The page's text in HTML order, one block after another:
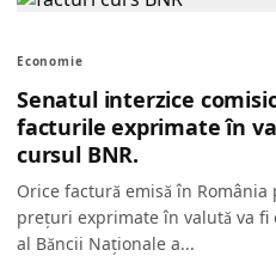
Economie
Senatul interzice
facturile exprimate în
cursul BNR.
Orice factură emisă în
prețuri exprimate în valută va
al Băncii Naționale a...